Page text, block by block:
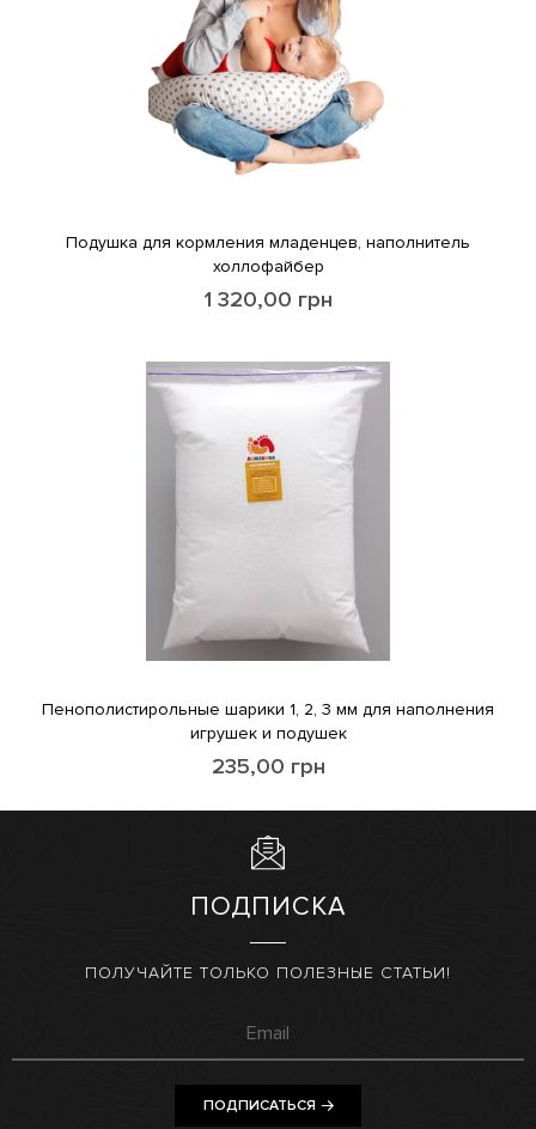
Подушка для кормления младенцев, наполнитель
холлофайбер
1 320,00 грн
Пенополистирольные шарики 1, 2, 3 мм для наполнения
игрушек и подушек
235,00 грн
ПОДПИСКА
ПОЛУЧАЙТЕ ТОЛЬКО ПОЛЕЗНЫЕ СТАТЬИ!
ПОДПИСАТЬСЯ